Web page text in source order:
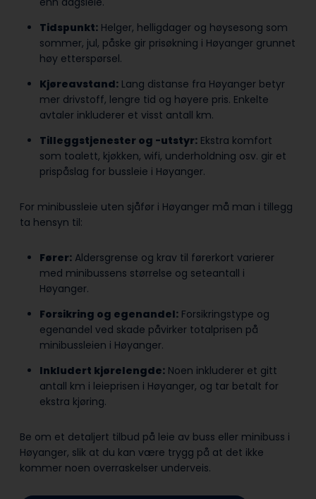
Tidspunkt: Helger, helligdager og høysesong som
sommer, jul, påske gir prisøkning i Høyanger grunnet
høy etterspørsel.
Kjøreavstand: Lang distanse fra Høyanger betyr
mer drivstoff, lengre tid og høyere pris. Enkelte
avtaler inkluderer et visst antall km.
Tilleggstjenester og -utstyr: Ekstra komfort
som toalett, kjøkken, wifi, underholdning osv. gir et
prispåslag for bussleie i Høyanger.
For minibussleie uten sjåfør i Høyanger må man i tillegg
ta hensyn til:
Fører: Aldersgrense og krav til førerkort varierer
med minibussens størrelse og seteantall i
Høyanger.
Forsikring og egenandel: Forsikringstype og
egenandel ved skade påvirker totalprisen på
minibussleien i Høyanger.
Inkludert kjørelengde: Noen inkluderer et gitt
antall km i leieprisen i Høyanger, og tar betalt for
ekstra kjøring.
Be om et detaljert tilbud på leie av buss eller minibuss i
Høyanger, slik at du kan være trygg på at det ikke
kommer noen overraskelser underveis.